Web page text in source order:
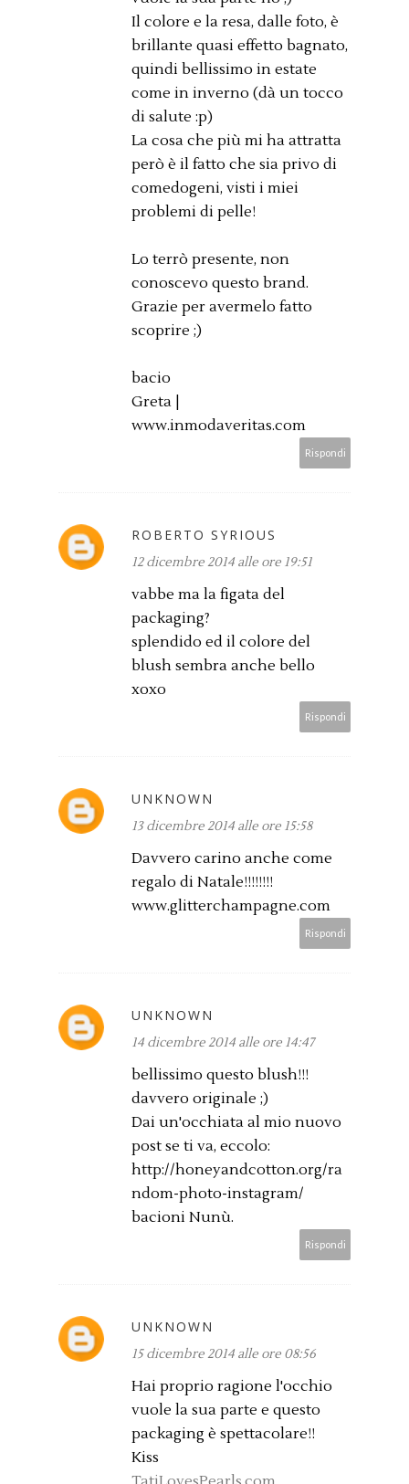
Il colore e la resa, dalle foto, è
brillante quasi effetto bagnato,
quindi bellissimo in estate
come in inverno (dà un tocco
di salute :p)
La cosa che più mi ha attratta
però è il fatto che sia privo di
comedogeni, visti i miei
problemi di pelle!
Lo terrò presente, non
conoscevo questo brand.
Grazie per avermelo fatto
scoprire ;)
bacio
Greta |
www.inmodaveritas.com
Rispondi
ROBERTO SYRIOUS
12 dicembre 2014 alle ore 19:51
vabbe ma la figata del
packaging?
splendido ed il colore del
blush sembra anche bello
xoxo
Rispondi
UNKNOWN
13 dicembre 2014 alle ore 15:58
Davvero carino anche come
regalo di Natale!!!!!!!!
www.glitterchampagne.com
Rispondi
UNKNOWN
14 dicembre 2014 alle ore 14:47
bellissimo questo blush!!!
davvero originale ;)
Dai un'occhiata al mio nuovo
post se ti va, eccolo:
http://honeyandcotton.org/ra
ndom-photo-instagram/
bacioni Nunù.
Rispondi
UNKNOWN
15 dicembre 2014 alle ore 08:56
Hai proprio ragione l'occhio
vuole la sua parte e questo
packaging è spettacolare!!
Kiss